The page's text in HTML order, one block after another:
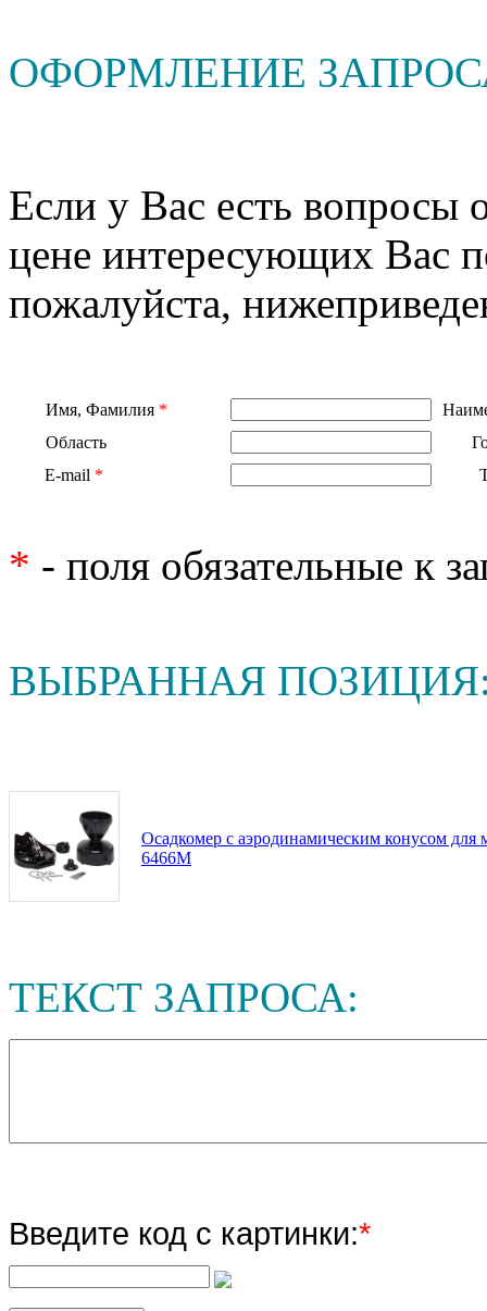
ОФОРМЛЕНИЕ
Если у Вас есть вопросы
цене интересующих Вас
пожалуйста,
Имя, Фамилия *
Область
E-mail *
* - поля обязательные к
ВЫБРАННАЯ
Осадкомер c аэродинамическим конусом для
6466M
ТЕКСТ ЗАПРОСА:
Введите код с картинки:*